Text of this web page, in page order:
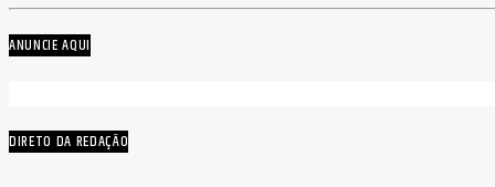
ANUNCIE AQUI
DIRETO DA REDAÇÃO